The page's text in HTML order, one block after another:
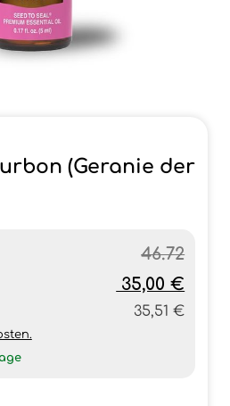
(Geranie der
46.72
35,00 €
35,51 €